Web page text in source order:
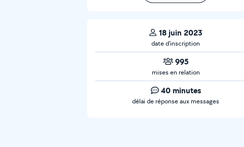
18 juin 2023
date d’inscription
995
mises en relation
40 minutes
délai de réponse aux messages